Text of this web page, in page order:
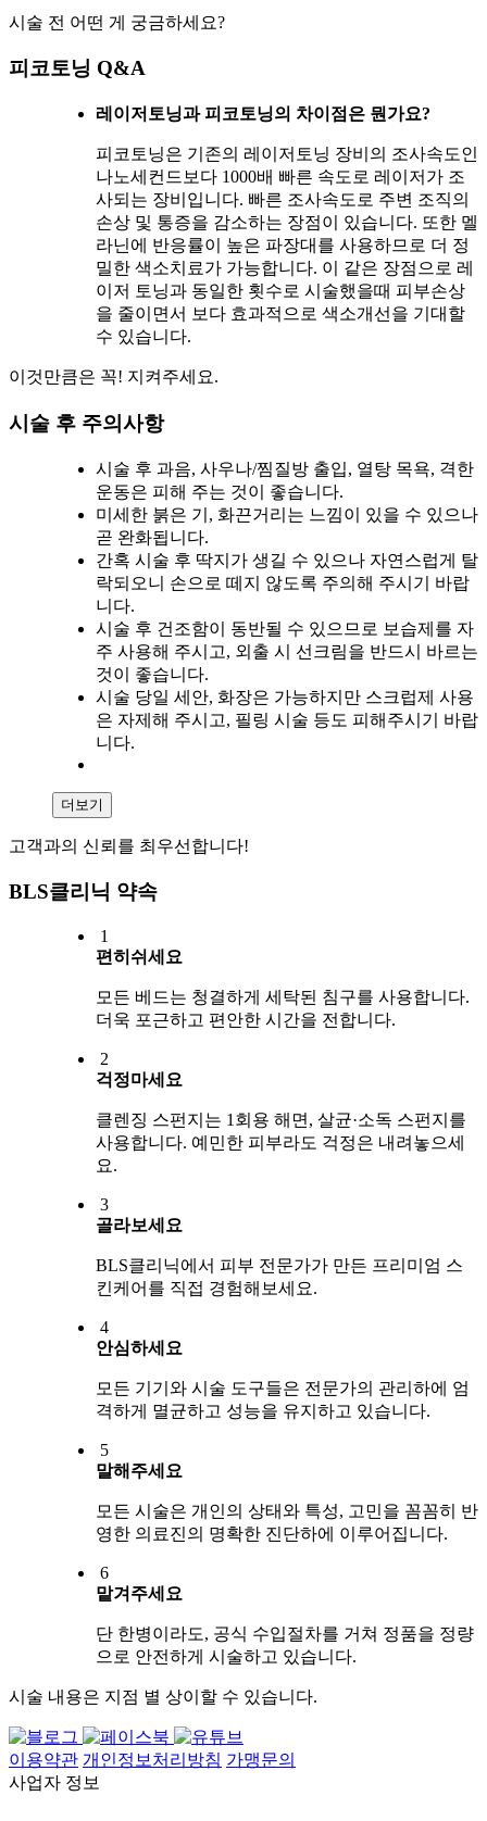
시술 전 어떤 게 궁금하세요?
피코토닝 Q&A
레이저토닝과 피코토닝의 차이점은 뭔가요?
피코토닝은 기존의 레이저토닝 장비의 조사속도인
나노세컨드보다 1000배 빠른 속도로 레이저가 조
사되는 장비입니다. 빠른 조사속도로 주변 조직의
손상 및 통증을 감소하는 장점이 있습니다. 또한 멜
라닌에 반응률이 높은 파장대를 사용하므로 더 정
밀한 색소치료가 가능합니다. 이 같은 장점으로 레
이저 토닝과 동일한 횟수로 시술했을때 피부손상
을 줄이면서 보다 효과적으로 색소개선을 기대할
수 있습니다.
이것만큼은 꼭! 지켜주세요.
시술 후 주의사항
시술 후 과음, 사우나/찜질방 출입, 열탕 목욕, 격한
운동은 피해 주는 것이 좋습니다.
미세한 붉은 기, 화끈거리는 느낌이 있을 수 있으나
곧 완화됩니다.
간혹 시술 후 딱지가 생길 수 있으나 자연스럽게 탈
락되오니 손으로 떼지 않도록 주의해 주시기 바랍
니다.
시술 후 건조함이 동반될 수 있으므로 보습제를 자
주 사용해 주시고, 외출 시 선크림을 반드시 바르는
것이 좋습니다.
시술 당일 세안, 화장은 가능하지만 스크럽제 사용
은 자제해 주시고, 필링 시술 등도 피해주시기 바랍
니다.
더보기
고객과의 신뢰를 최우선합니다!
BLS클리닉 약속
1
편히쉬세요
모든 베드는 청결하게 세탁된 침구를 사용합니다.
더욱 포근하고 편안한 시간을 전합니다.
2
걱정마세요
클렌징 스펀지는 1회용 해면, 살균·소독 스펀지를
사용합니다. 예민한 피부라도 걱정은 내려놓으세
요.
3
골라보세요
BLS클리닉에서 피부 전문가가 만든 프리미엄 스
킨케어를 직접 경험해보세요.
4
안심하세요
모든 기기와 시술 도구들은 전문가의 관리하에 엄
격하게 멸균하고 성능을 유지하고 있습니다.
5
말해주세요
모든 시술은 개인의 상태와 특성, 고민을 꼼꼼히 반
영한 의료진의 명확한 진단하에 이루어집니다.
6
맡겨주세요
단 한병이라도, 공식 수입절차를 거쳐 정품을 정량
으로 안전하게 시술하고 있습니다.
시술 내용은 지점 별 상이할 수 있습니다.
이용약관 개인정보처리방침 가맹문의
사업자 정보